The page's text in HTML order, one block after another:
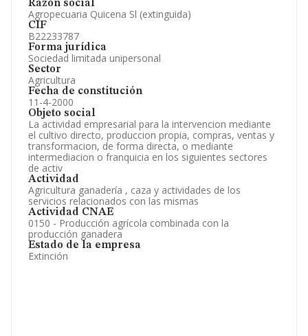
Razón social
Agropecuaria Quicena Sl (extinguida)
CIF
B22233787
Forma jurídica
Sociedad limitada unipersonal
Sector
Agricultura
Fecha de constitución
11-4-2000
Objeto social
La actividad empresarial para la intervencion mediante
el cultivo directo, produccion propia, compras, ventas y
transformacion, de forma directa, o mediante
intermediacion o franquicia en los siguientes sectores
de activ
Actividad
Agricultura ganadería , caza y actividades de los
servicios relacionados con las mismas
Actividad CNAE
0150 - Producción agrícola combinada con la
producción ganadera
Estado de la empresa
Extinción